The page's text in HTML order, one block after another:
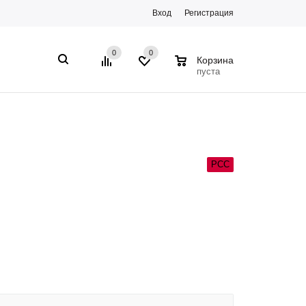
Вход Регистрация
0 0
Корзина
пуста
РСС